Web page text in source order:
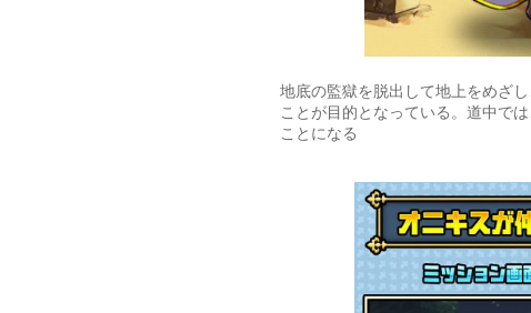
地底の監獄を脱出して地上をめざ
ことが目的となっている。道中で
ことになる